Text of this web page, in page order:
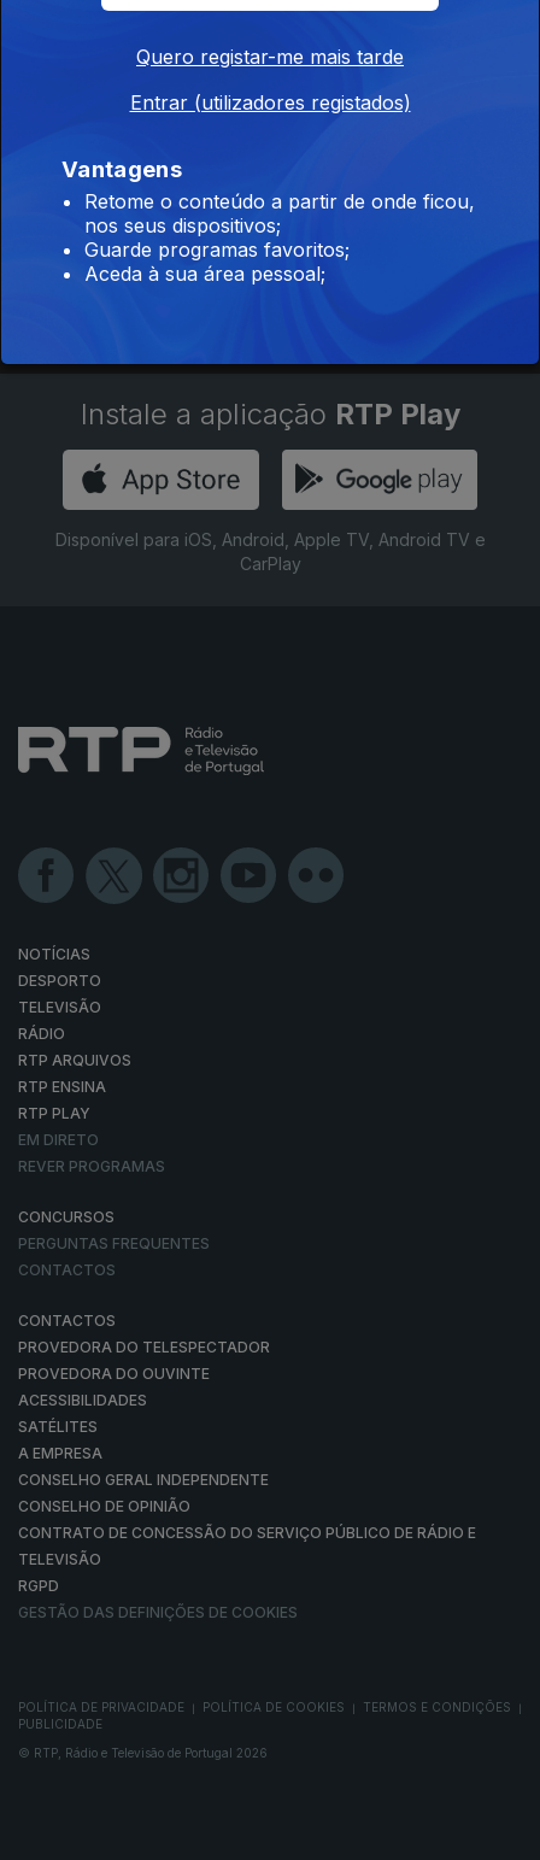
Elvas
Instale a aplicação RTP Play
Disponível para iOS, Android, Apple TV, Android TV e
CarPlay
NOTÍCIAS
DESPORTO
TELEVISÃO
RÁDIO
RTP ARQUIVOS
RTP ENSINA
RTP PLAY
EM DIRETO
REVER PROGRAMAS
CONCURSOS
PERGUNTAS FREQUENTES
CONTACTOS
CONTACTOS
PROVEDORA DO TELESPECTADOR
PROVEDORA DO OUVINTE
ACESSIBILIDADES
SATÉLITES
A EMPRESA
CONSELHO GERAL INDEPENDENTE
CONSELHO DE OPINIÃO
CONTRATO DE CONCESSÃO DO SERVIÇO PÚBLICO DE RÁDIO E
TELEVISÃO
RGPD
GESTÃO DAS DEFINIÇÕES DE COOKIES
POLÍTICA DE PRIVACIDADE POLÍTICA DE COOKIES TERMOS E CONDIÇÕES
PUBLICIDADE
© RTP, Rádio e Televisão de Portugal 2026
Quero registar-me mais tarde
Entrar (utilizadores registados)
Vantagens
Retome o conteúdo a partir de onde ficou,
nos seus dispositivos;
Guarde programas favoritos;
Aceda à sua área pessoal;